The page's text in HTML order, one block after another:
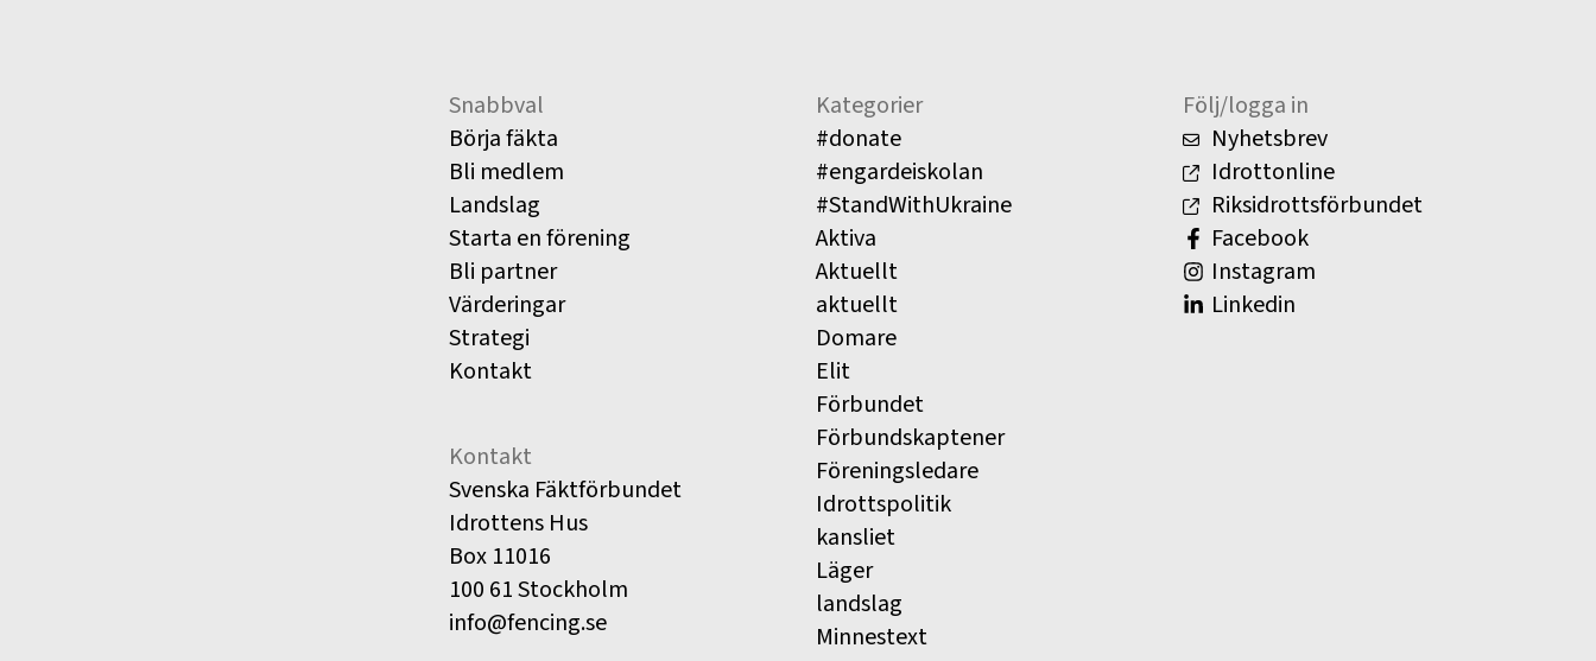
Snabbval
Börja fäkta
Bli medlem
Landslag
Starta en förening
Bli partner
Värderingar
Strategi
Kontakt
Kontakt
Svenska Fäktförbundet
Idrottens Hus
Box 11016
100 61 Stockholm
info@fencing.se
Kategorier
#donate
#engardeiskolan
#StandWithUkraine
Aktiva
Aktuellt
aktuellt
Domare
Elit
Förbundet
Förbundskaptener
Föreningsledare
Idrottspolitik
kansliet
Läger
landslag
Minnestext
Följ/logga in
Nyhetsbrev
Idrottonline
Riksidrottsförbundet
Facebook
Instagram
Linkedin